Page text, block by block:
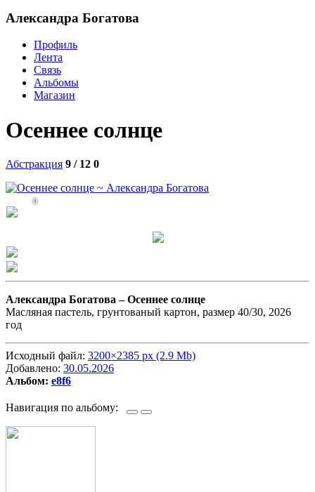
Александра Богатова
Профиль
Лента
Связь
Альбомы
Магазин
Осеннее солнце
Абстракция 9 / 12 0
0
Александра Богатова –Осеннее солнце
Масляная пастель, грунтованый картон, размер 40/30, 2026
год
Исходный файл: 3200×2385 px (2.9 Mb)
Добавлено: 30.05.2026
Альбом: e8f6
Навигация по альбому: